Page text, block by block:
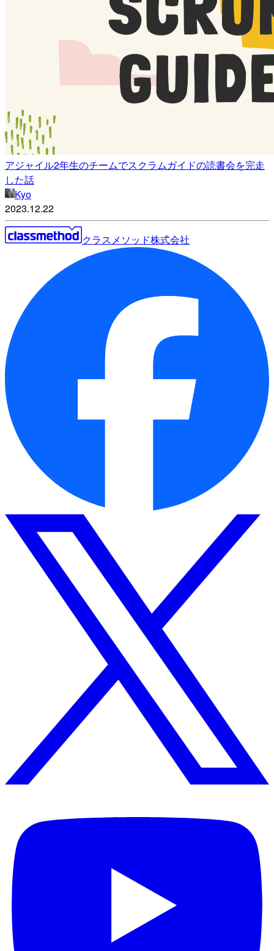
アジャイル2年生のチームでスクラムガイドの読書会を完走
した話
Kyo
2023.12.22
クラスメソッド株式会社